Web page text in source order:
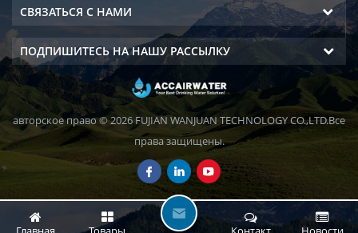
СВЯЗАТЬСЯ С НАМИ
ПОДПИШИТЕСЬ НА НАШУ РАССЫЛКУ
авторское право © 2026 FUJIAN WANJUAN TECHNOLOGY CO.,LTD.Все
права защищены.